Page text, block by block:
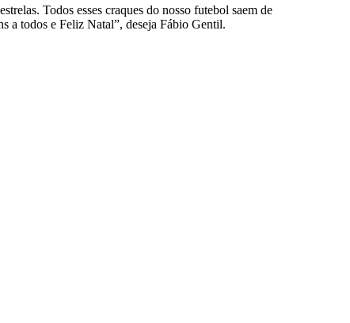
Todos esses craques do nosso futebol saem de
a todos e Feliz Natal”, deseja Fábio Gentil.